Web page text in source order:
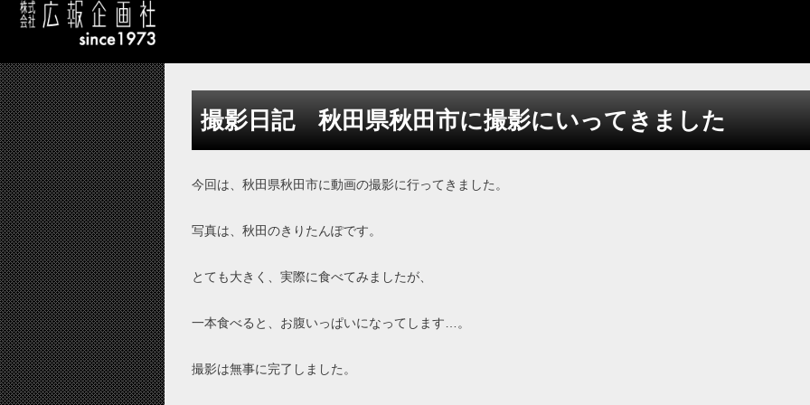
撮影日記 秋田県秋田市に撮影にいってきました
今回は、秋田県秋田市に動画の撮影に行ってきました。
写真は、秋田のきりたんぽです。
とても大きく、実際に食べてみましたが、
一本食べると、お腹いっぱいになってします…。
撮影は無事に完了しました。